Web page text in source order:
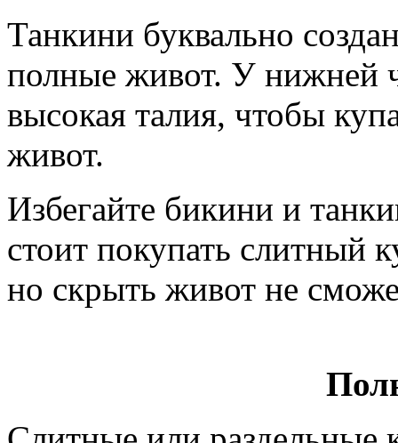
Танкини буквально
полные живот. У нижней
высокая талия, чтобы
живот.
Избегайте бикини и
стоит покупать слитный
но скрыть живот не